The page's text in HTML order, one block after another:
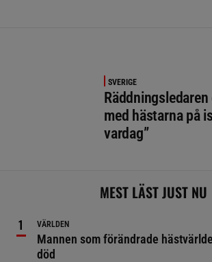
SVERIGE
med hästarna på
vardag”
MEST LÄST JUST NU
VÄRLDEN
Mannen som förändrade
död